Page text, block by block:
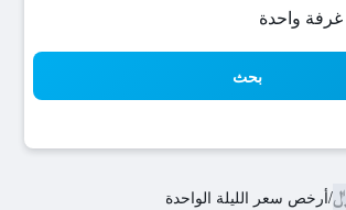
بحث
/أرخص سعر الليلة الواحدة